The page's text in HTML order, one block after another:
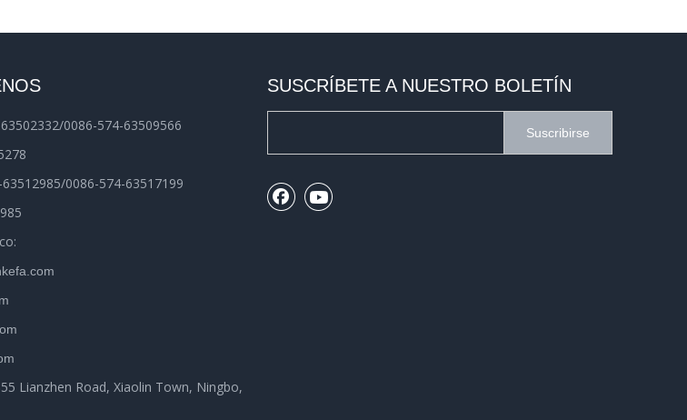
0086-574-63509566
63512985/0086-574-63517199
Lianzhen Road, Xiaolin Town, Ningbo,
SUSCRÍBETE A NUESTRO BOLETÍN
Suscribirse